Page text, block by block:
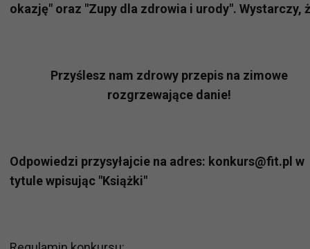
okazję" oraz "Zupy dla zdrowia i urody". Wystarczy,
Przyślesz nam zdrowy przepis na zimowe
rozgrzewające danie!
Odpowiedzi przysyłajcie na adres: konkurs@fit.pl w
tytule wpisując "Książki"